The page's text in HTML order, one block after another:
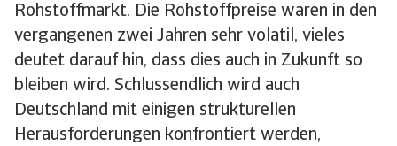
Rohstoffmarkt. Die Rohstoffpreise waren in den
vergangenen zwei Jahren sehr volatil, vieles
deutet darauf hin, dass dies auch in Zukunft so
bleiben wird. Schlussendlich wird auch
Deutschland mit einigen strukturellen
Herausforderungen konfrontiert werden,